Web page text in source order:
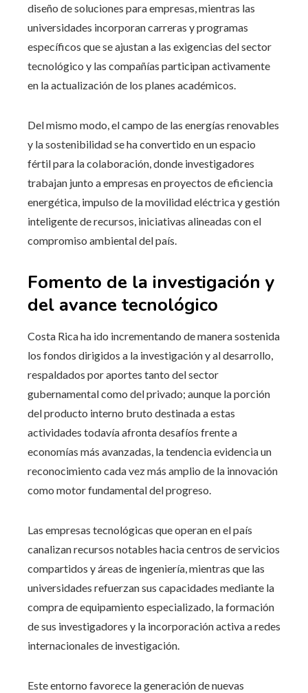
diseño de soluciones para empresas, mientras las
universidades incorporan carreras y programas
específicos que se ajustan a las exigencias del sector
tecnológico y las compañías participan activamente
en la actualización de los planes académicos.
Del mismo modo, el campo de las energías renovables
y la sostenibilidad se ha convertido en un espacio
fértil para la colaboración, donde investigadores
trabajan junto a empresas en proyectos de eficiencia
energética, impulso de la movilidad eléctrica y gestión
inteligente de recursos, iniciativas alineadas con el
compromiso ambiental del país.
Fomento de la investigación y
del avance tecnológico
Costa Rica ha ido incrementando de manera sostenida
los fondos dirigidos a la investigación y al desarrollo,
respaldados por aportes tanto del sector
gubernamental como del privado; aunque la porción
del producto interno bruto destinada a estas
actividades todavía afronta desafíos frente a
economías más avanzadas, la tendencia evidencia un
reconocimiento cada vez más amplio de la innovación
como motor fundamental del progreso.
Las empresas tecnológicas que operan en el país
canalizan recursos notables hacia centros de servicios
compartidos y áreas de ingeniería, mientras que las
universidades refuerzan sus capacidades mediante la
compra de equipamiento especializado, la formación
de sus investigadores y la incorporación activa a redes
internacionales de investigación.
Este entorno favorece la generación de nuevas